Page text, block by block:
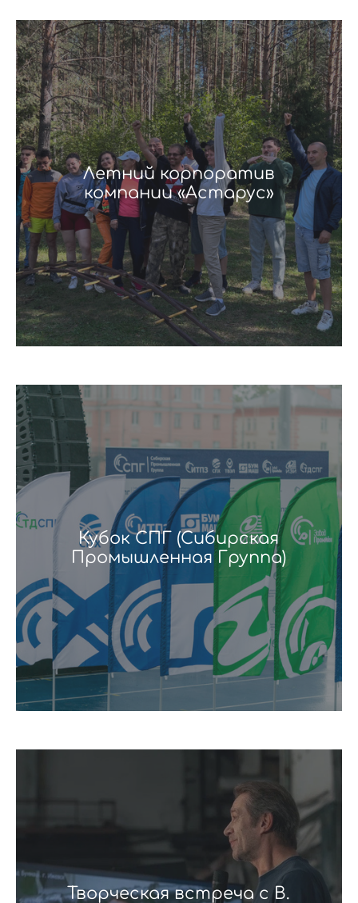
Летний корпоратив
компании «Астарус»
Кубок СПГ (Сибирская
Промышленная Группа)
Творческая встреча с В.